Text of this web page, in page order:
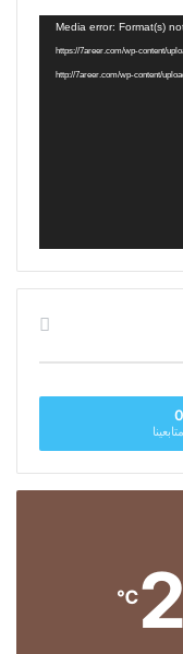
Media error: Format(s)
0
متابعينا
℃